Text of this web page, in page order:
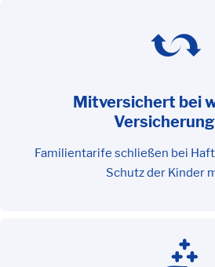
Mitversichert bei
Familientarife schließen bei
Schutz der Kinder